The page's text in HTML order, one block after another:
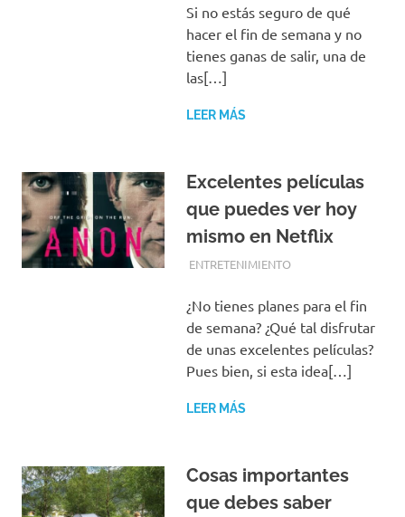
Si no estás seguro de qué
hacer el fin de semana y no
tienes ganas de salir, una de
las[…]
LEER MÁS
Excelentes películas
que puedes ver hoy
mismo en Netflix
AGOSTO 29, 2019
REDACCIONES
ENTRETENIMIENTO
¿No tienes planes para el fin
de semana? ¿Qué tal disfrutar
de unas excelentes películas?
Pues bien, si esta idea[…]
LEER MÁS
Cosas importantes
que debes saber